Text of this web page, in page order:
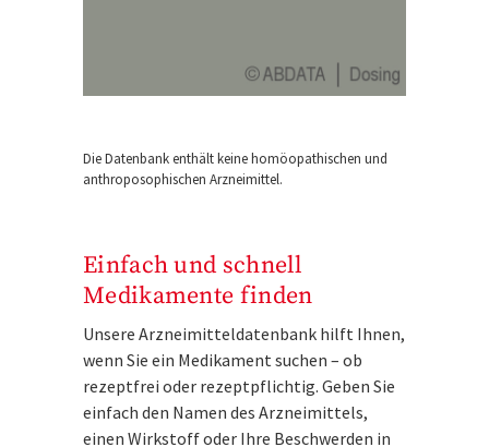
Die Datenbank enthält keine homöopathischen und
anthroposophischen Arzneimittel.
Einfach und schnell
Medikamente finden
Unsere Arzneimitteldatenbank hilft Ihnen,
wenn Sie ein Medikament suchen – ob
rezeptfrei oder rezeptpflichtig. Geben Sie
einfach den Namen des Arzneimittels,
einen Wirkstoff oder Ihre Beschwerden in